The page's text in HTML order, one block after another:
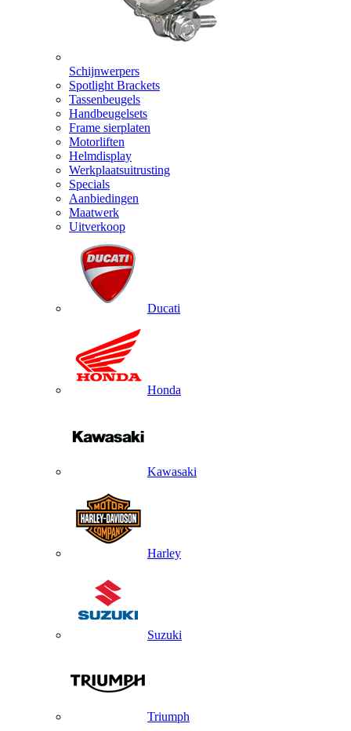
Schijnwerpers
Spotlight Brackets
Tassenbeugels
Handbeugelsets
Frame sierplaten
Motorliften
Helmdisplay
Werkplaatsuitrusting
Specials
Aanbiedingen
Maatwerk
Uitverkoop
Ducati
Honda
Kawasaki
Harley
Suzuki
Triumph